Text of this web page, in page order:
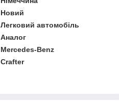
Новий
Легковий автомобіль
Аналог
Mercedes-Benz
Crafter